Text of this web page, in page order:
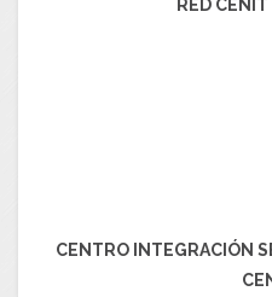
RED
CENTRO INTEGRACIÓN